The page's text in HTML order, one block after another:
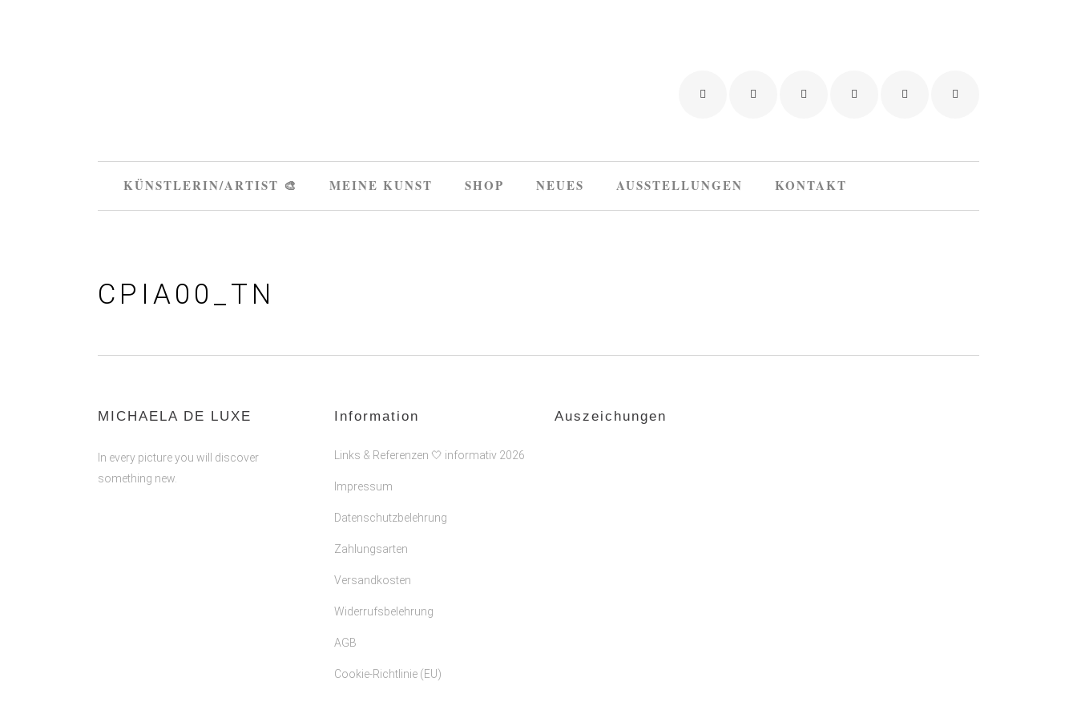
KÜNSTLERIN/ARTIST 🎨 MEINE KUNST SHOP NEUES AUSSTELLUNGEN KONTAKT
CPIA00_TN
MICHAELA DE LUXE
In every picture you will discover
something new.
Information
Links & Referenzen 🤍 informativ 2026
Impressum
Datenschutzbelehrung
Zahlungsarten
Versandkosten
Widerrufsbelehrung
AGB
Cookie-Richtlinie (EU)
Auszeichungen